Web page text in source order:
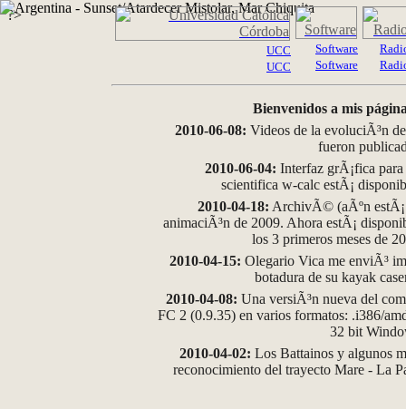
?>
UCC
UCC
Software
Software
Bienvenidos a mis
2010-06-08: Videos de la evoluciÃ³n
fueron
2010-06-04: Interfaz grÃ¡fica
scientifica w-calc estÃ¡
2010-04-18: ArchivÃ© (aÃºn
animaciÃ³n de 2009. Ahora estÃ¡
los 3 primeros meses de
2010-04-15: Olegario Vica me enviÃ³
botadura de su kayak
2010-04-08: Una versiÃ³n nueva del
FC 2 (0.9.35) en varios formatos: .i386/
32 bit
2010-04-02: Los Battainos y algunos
reconocimiento del trayecto Mare - La